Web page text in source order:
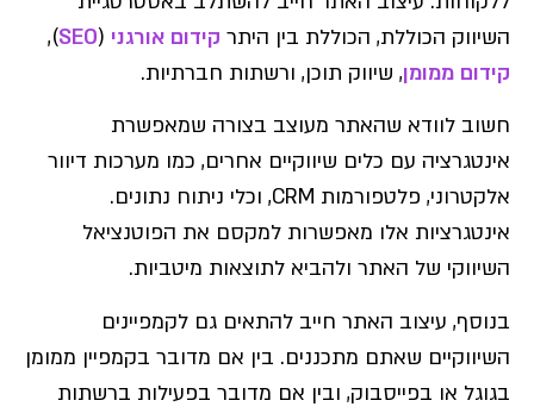
השיווק הכוללת, הכוללת בין היתר קידום אורגני (
SEO
),
קידום ממומן, שיווק תוכן, ורשתות חברתיות.
חשוב לוודא שהאתר מעוצב בצורה שמאפשרת
אינטגרציה עם כלים שיווקיים אחרים, כמו מערכות דיוור
אלקטרוני, פלטפורמות CRM, וכלי ניתוח נתונים.
אינטגרציות אלו מאפשרות למקסם את הפוטנציאל
השיווקי של האתר ולהביא לתוצאות מיטביות.
בנוסף, עיצוב האתר חייב להתאים גם לקמפיינים
השיווקיים שאתם מתכננים. בין אם מדובר בקמפיין ממומן
בגוגל או בפייסבוק, ובין אם מדובר בפעילות ברשתות